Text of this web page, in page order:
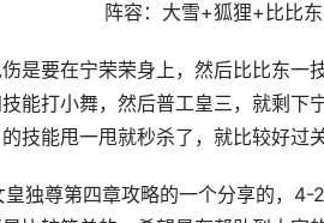
阵容：大雪+狐狸+比比东
要在宁荣荣身上，然后比比东一
能打小舞，然后普工皇三，就剩下
的技能甩一甩就秒杀了，就比较好过
尊第四章攻略的一个分享的，4-